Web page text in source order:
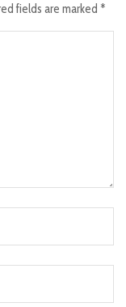
fields are marked *